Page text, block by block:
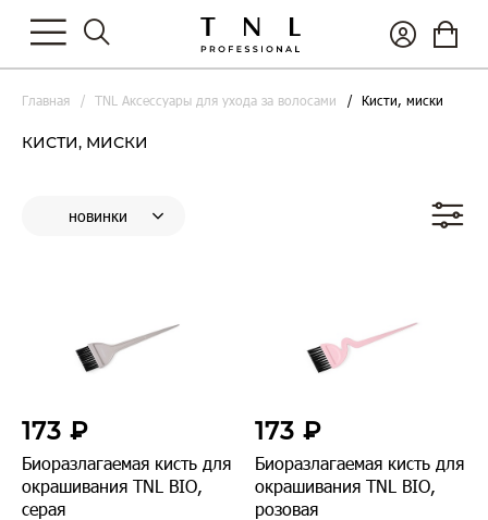
Главная TNL Аксессуары для ухода за волосами Кисти, миски
КИСТИ, МИСКИ
173 ₽
Биоразлагаемая кисть для
окрашивания TNL BIO,
серая
173 ₽
Биоразлагаемая кисть для
окрашивания TNL BIO,
розовая